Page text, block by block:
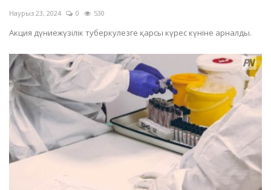
Наурыз 23, 2024 0 530
Акция дүниежүзілік туберкулезге қарсы күрес күніне арналды.